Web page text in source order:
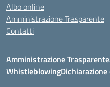
Albo online
Amministrazione Trasparente
Contatti
Amministrazione Trasparente
Whistleblowing